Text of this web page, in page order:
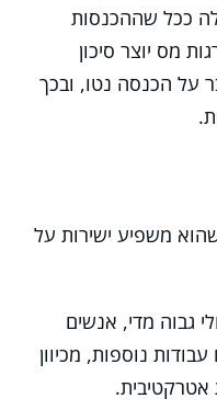
ככל שההכנסות
מס יוצר סיכון
על הכנסה נטו, ובכך
משפיע ישירות על
גבוה מדי, אנשים
נוספות, מכיוון